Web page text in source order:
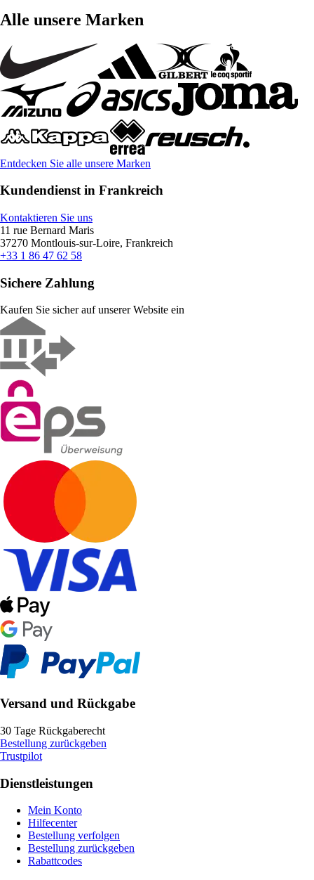
Alle unsere Marken
Entdecken Sie alle unsere Marken
Kundendienst in Frankreich
Kontaktieren Sie uns
11 rue Bernard Maris
37270 Montlouis-sur-Loire, Frankreich
+33 1 86 47 62 58
Sichere Zahlung
Kaufen Sie sicher auf unserer Website ein
Versand und Rückgabe
30 Tage Rückgaberecht
Bestellung zurückgeben
Trustpilot
Dienstleistungen
Mein Konto
Hilfecenter
Bestellung verfolgen
Bestellung zurückgeben
Rabattcodes